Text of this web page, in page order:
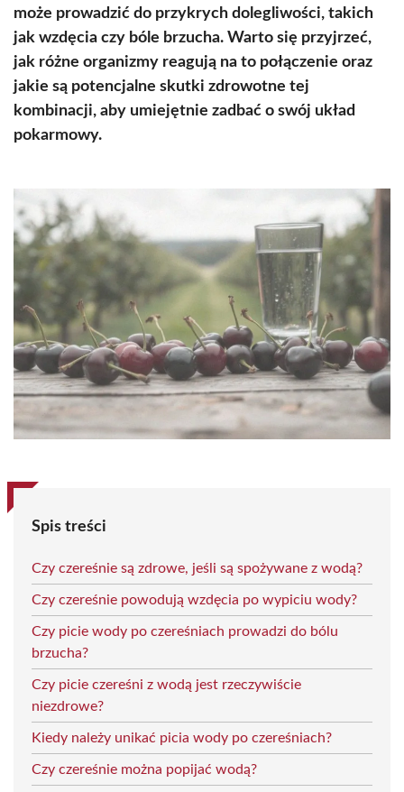
może prowadzić do przykrych dolegliwości, takich
jak wzdęcia czy bóle brzucha. Warto się przyjrzeć,
jak różne organizmy reagują na to połączenie oraz
jakie są potencjalne skutki zdrowotne tej
kombinacji, aby umiejętnie zadbać o swój układ
pokarmowy.
Spis treści
Czy czereśnie są zdrowe, jeśli są spożywane z wodą?
Czy czereśnie powodują wzdęcia po wypiciu wody?
Czy picie wody po czereśniach prowadzi do bólu
brzucha?
Czy picie czereśni z wodą jest rzeczywiście
niezdrowe?
Kiedy należy unikać picia wody po czereśniach?
Czy czereśnie można popijać wodą?